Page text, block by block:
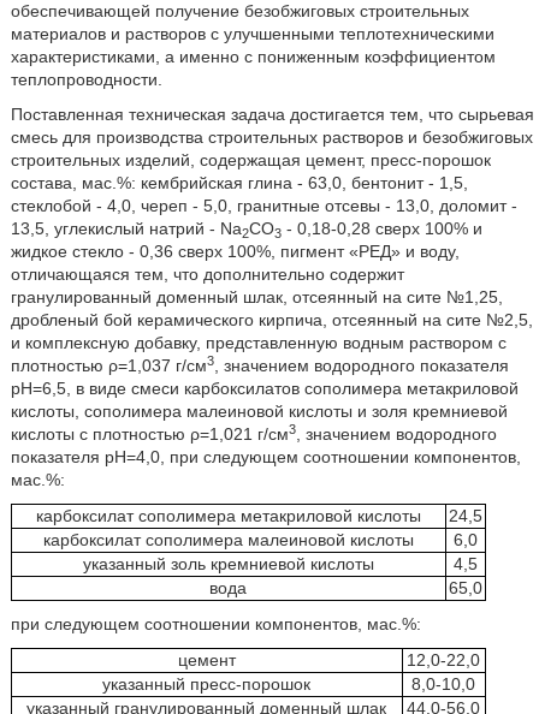
обеспечивающей получение безобжиговых строительных
материалов и растворов с улучшенными теплотехническими
характеристиками, а именно с пониженным коэффициентом
теплопроводности.
Поставленная техническая задача достигается тем, что сырьевая
смесь для производства строительных растворов и безобжиговых
строительных изделий, содержащая цемент, пресс-порошок
состава, мас.%: кембрийская глина - 63,0, бентонит - 1,5,
стеклобой - 4,0, череп - 5,0, гранитные отсевы - 13,0, доломит -
13,5, углекислый натрий - Na2CO3- 0,18-0,28 сверх 100% и
жидкое стекло - 0,36 сверх 100%, пигмент «РЕД» и воду,
отличающаяся тем, что дополнительно содержит
гранулированный доменный шлак, отсеянный на сите №1,25,
дробленый бой керамического кирпича, отсеянный на сите №2,5,
и комплексную добавку, представленную водным раствором с
плотностью ρ=1,037 г/см3, значением водородного показателя
рН=6,5, в виде смеси карбоксилатов сополимера метакриловой
кислоты, сополимера малеиновой кислоты и золя кремниевой
кислоты с плотностью ρ=1,021 г/см3, значением водородного
показателя рН=4,0, при следующем соотношении компонентов,
мас.%:
карбоксилат сополимера метакриловой кислоты
24,5
карбоксилат сополимера малеиновой кислоты
6,0
указанный золь кремниевой кислоты
4,5
вода
65,0
при следующем соотношении компонентов, мас.%:
цемент
12,0-22,0
указанный пресс-порошок
8,0-10,0
указанный гранулированный доменный шлак
44,0-56,0